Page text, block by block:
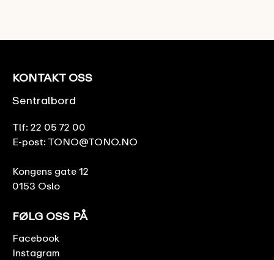
KONTAKT OSS
Sentralbord
Tlf: 22 05 72 00
E-post: TONO@TONO.NO
Kongens gate 12
0153 Oslo
FØLG OSS PÅ
Facebook
Instagram